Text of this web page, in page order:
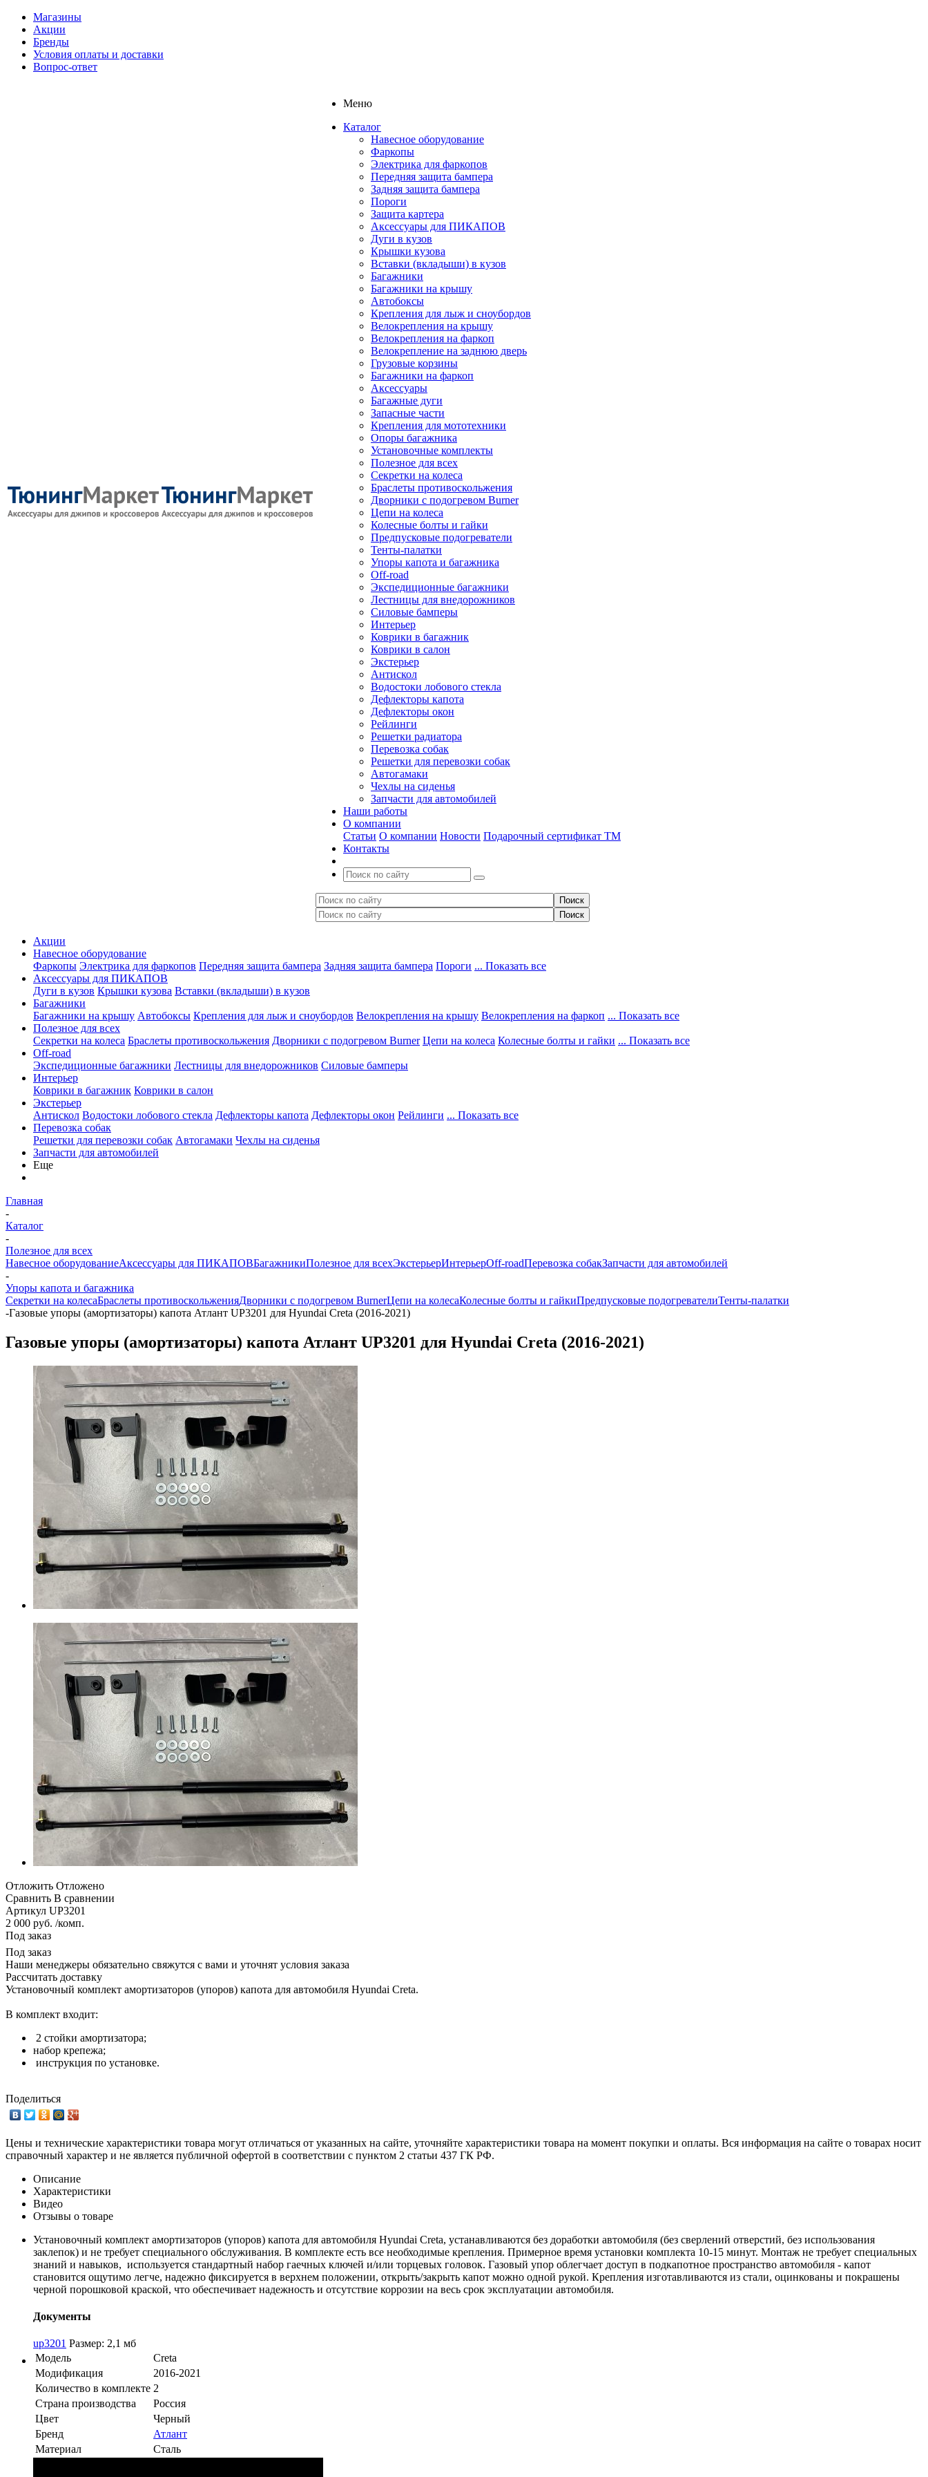
Магазины
Акции
Бренды
Условия оплаты и доставки
Вопрос-ответ
Меню
Каталог
Навесное оборудование
Фаркопы
Электрика для фаркопов
Передняя защита бампера
Задняя защита бампера
Пороги
Защита картера
Аксессуары для ПИКАПОВ
Дуги в кузов
Крышки кузова
Вставки (вкладыши) в кузов
Багажники
Багажники на крышу
Автобоксы
Крепления для лыж и сноубордов
Велокрепления на крышу
Велокрепления на фаркоп
Велокрепление на заднюю дверь
Грузовые корзины
Багажники на фаркоп
Аксессуары
Багажные дуги
Запасные части
Крепления для мототехники
Опоры багажника
Установочные комплекты
Полезное для всех
Секретки на колеса
Браслеты противоскольжения
Дворники с подогревом Burner
Цепи на колеса
Колесные болты и гайки
Предпусковые подогреватели
Тенты-палатки
Упоры капота и багажника
Off-road
Экспедиционные багажники
Лестницы для внедорожников
Силовые бамперы
Интерьер
Коврики в багажник
Коврики в салон
Экстерьер
Антискол
Водостоки лобового стекла
Дефлекторы капота
Дефлекторы окон
Рейлинги
Решетки радиатора
Перевозка собак
Решетки для перевозки собак
Автогамаки
Чехлы на сиденья
Запчасти для автомобилей
Наши работы
О компании
Статьи О компании Новости Подарочный сертификат ТМ
Контакты
Акции
Навесное оборудование
Фаркопы Электрика для фаркопов Передняя защита бампера Задняя защита бампера Пороги ... Показать все
Аксессуары для ПИКАПОВ
Дуги в кузов Крышки кузова Вставки (вкладыши) в кузов
Багажники
Багажники на крышу Автобоксы Крепления для лыж и сноубордов Велокрепления на крышу Велокрепления на фаркоп ... Показать все
Полезное для всех
Секретки на колеса Браслеты противоскольжения Дворники с подогревом Burner Цепи на колеса Колесные болты и гайки ... Показать все
Off-road
Экспедиционные багажники Лестницы для внедорожников Силовые бамперы
Интерьер
Коврики в багажник Коврики в салон
Экстерьер
Антискол Водостоки лобового стекла Дефлекторы капота Дефлекторы окон Рейлинги ... Показать все
Перевозка собак
Решетки для перевозки собак Автогамаки Чехлы на сиденья
Запчасти для автомобилей
Еще
Главная
-
Каталог
-
Полезное для всех
Навесное оборудованиеАксессуары для ПИКАПОВБагажникиПолезное для всехЭкстерьерИнтерьерOff-roadПеревозка собакЗапчасти для автомобилей
-
Упоры капота и багажника
Секретки на колесаБраслеты противоскольженияДворники с подогревом BurnerЦепи на колесаКолесные болты и гайкиПредпусковые подогревателиТенты-палатки
-Газовые упоры (амортизаторы) капота Атлант UP3201 для Hyundai Creta (2016-2021)
Газовые упоры (амортизаторы) капота Атлант UP3201 для Hyundai Creta (2016-2021)
Отложить Отложено
Сравнить В сравнении
Артикул UP3201
2 000 руб. /комп.
Под заказ
Под заказ
Наши менеджеры обязательно свяжутся с вами и уточнят условия заказа
Рассчитать доставку
Установочный комплект амортизаторов (упоров) капота для автомобиля Hyundai Creta.
В комплект входит:
2 стойки амортизатора;
набор крепежа;
инструкция по установке.
Поделиться
Цены и технические характеристики товара могут отличаться от указанных на сайте, уточняйте характеристики товара на момент покупки и оплаты. Вся информация на сайте о товарах носит
справочный характер и не является публичной офертой в соответствии с пунктом 2 статьи 437 ГК РФ.
Описание
Характеристики
Видео
Отзывы о товаре
Установочный комплект амортизаторов (упоров) капота для автомобиля Hyundai Creta, устанавливаются без доработки автомобиля (без сверлений отверстий, без использования
заклепок) и не требует специального обслуживания. В комплекте есть все необходимые крепления. Примерное время установки комплекта 10-15 минут. Монтаж не требует специальных
знаний и навыков, используется стандартный набор гаечных ключей и/или торцевых головок. Газовый упор облегчает доступ в подкапотное пространство автомобиля - капот
становится ощутимо легче, надежно фиксируется в верхнем положении, открыть/закрыть капот можно одной рукой. Крепления изготавливаются из стали, оцинкованы и покрашены
черной порошковой краской, что обеспечивает надежность и отсутствие коррозии на весь срок эксплуатации автомобиля.
Документы
up3201 Размер: 2,1 мб
Модель
Creta
Модификация
2016-2021
Количество в комплекте 2
Страна производства
Россия
Цвет
Черный
Бренд
Атлант
Материал
Сталь